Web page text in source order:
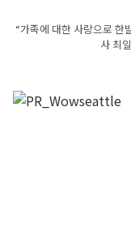
“가족에 대한 사랑으로 한
사 최